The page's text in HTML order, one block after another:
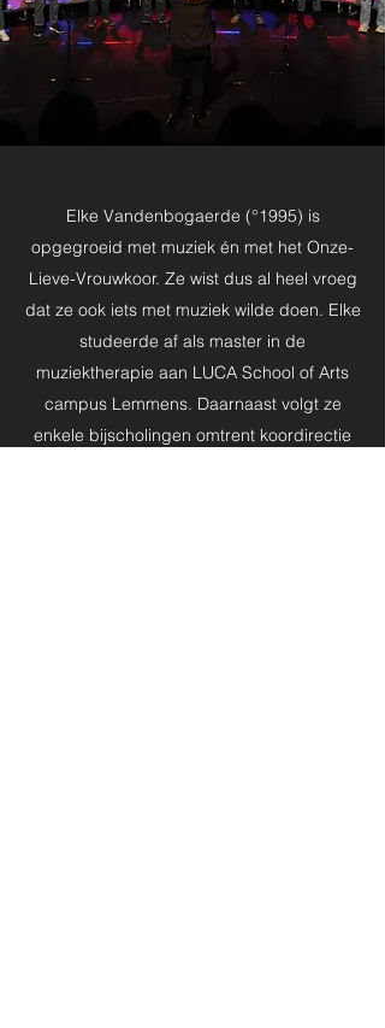
Elke Vandenbogaerde (°1995) is
opgegroeid met muziek én met het Onze-
Lieve-Vrouwkoor. Ze wist dus al heel vroeg
dat ze ook iets met muziek wilde doen. Elke
studeerde af als master in de
muziektherapie aan LUCA School of Arts
campus Lemmens. Daarnaast volgt ze
enkele bijscholingen omtrent koordirectie